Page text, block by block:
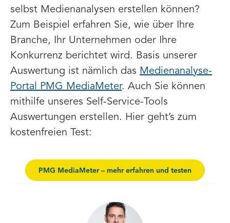
selbst Medienanalysen erstellen können?
Zum Beispiel erfahren Sie, wie über Ihre
Branche, Ihr Unternehmen oder Ihre
Konkurrenz berichtet wird. Basis unserer
Auswertung ist nämlich das Medienanalyse-
Portal PMG MediaMeter. Auch Sie können
mithilfe unseres Self-Service-Tools
Auswertungen erstellen. Hier geht’s zum
kostenfreien Test:
PMG MediaMeter – mehr erfahren und testen